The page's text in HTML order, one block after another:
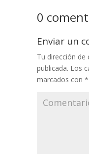
0
Enviar un
Tu dirección
publicada. Los
marcados con *